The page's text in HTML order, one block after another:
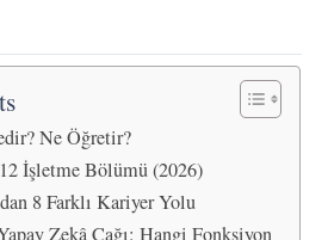
Ne Öğretir?
İşletme Bölümü (2026)
8 Farklı Kariyer Yolu
Zekâ Çağı: Hangi Fonksiyon